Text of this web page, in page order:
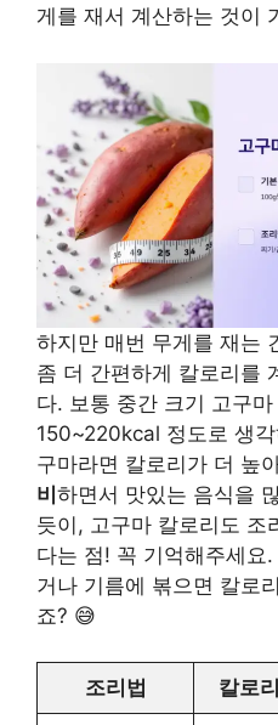
게를 재서 계산하는 것이
하지만 매번 무게를 재는
좀 더 간편하게 칼로리를
다. 보통 중간 크기 고구
150~220kcal 정도로 생
구마라면 칼로리가 더 높
비하면서 맛있는 음식을
듯이, 고구마 칼로리도 조
다는 점! 꼭 기억해주세요
거나 기름에 볶으면 칼로
죠? 😅
조리법 칼로